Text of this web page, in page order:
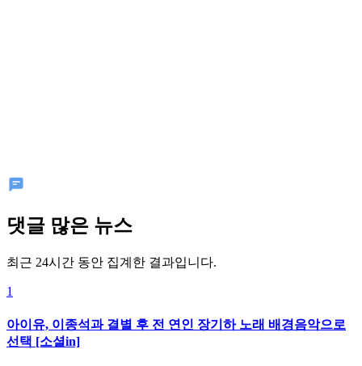
댓글 많은 뉴스
최근 24시간 동안 집계한 결과입니다.
1
아이유, 이종석과 결별 후 전 연인 장기하 노래 배경음악으로
선택 [소셜in]